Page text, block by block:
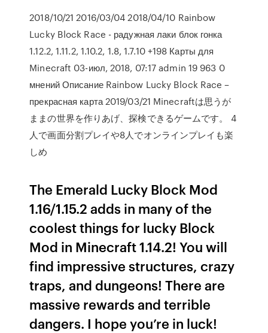
2018/10/21 2016/03/04 2018/04/10 Rainbow
Lucky Block Race - радужная лаки блок гонка
1.12.2, 1.11.2, 1.10.2, 1.8, 1.7.10 +198 Карты для
Minecraft 03-июл, 2018, 07:17 admin 19 963 0
мнений Описание Rainbow Lucky Block Race –
прекрасная карта 2019/03/21 Minecraftは思うが
ままの世界を作りあげ、探検できるゲームです。 4
人で画面分割プレイや8人でオンラインプレイも楽
しめ
The Emerald Lucky Block Mod
1.16/1.15.2 adds in many of the
coolest things for lucky Block
Mod in Minecraft 1.14.2! You will
find impressive structures, crazy
traps, and dungeons! There are
massive rewards and terrible
dangers. I hope you’re in luck!